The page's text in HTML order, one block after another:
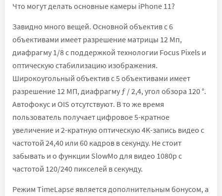
Что могут делать основные камеры iPhone 11?
Завидно много вещей. Основной объектив с 6
объективами имеет разрешение матрицы 12 Мп,
диафрагму 1/8 с поддержкой технологии Focus Pixels и
оптическую стабилизацию изображения.
Широкоугольный объектив с 5 объективами имеет
разрешение 12 МП, диафрагму ƒ / 2,4, угол обзора 120 °.
Автофокус и OIS отсутствуют. В то же время
пользователь получает цифровое 5-кратное
увеличение и 2-кратную оптическую 4K-запись видео с
частотой 24,40 или 60 кадров в секунду. Не стоит
забывать и о функции SlowMo для видео 1080p с
частотой 120/240 пикселей в секунду.
Режим TimeLapse является дополнительным бонусом, а